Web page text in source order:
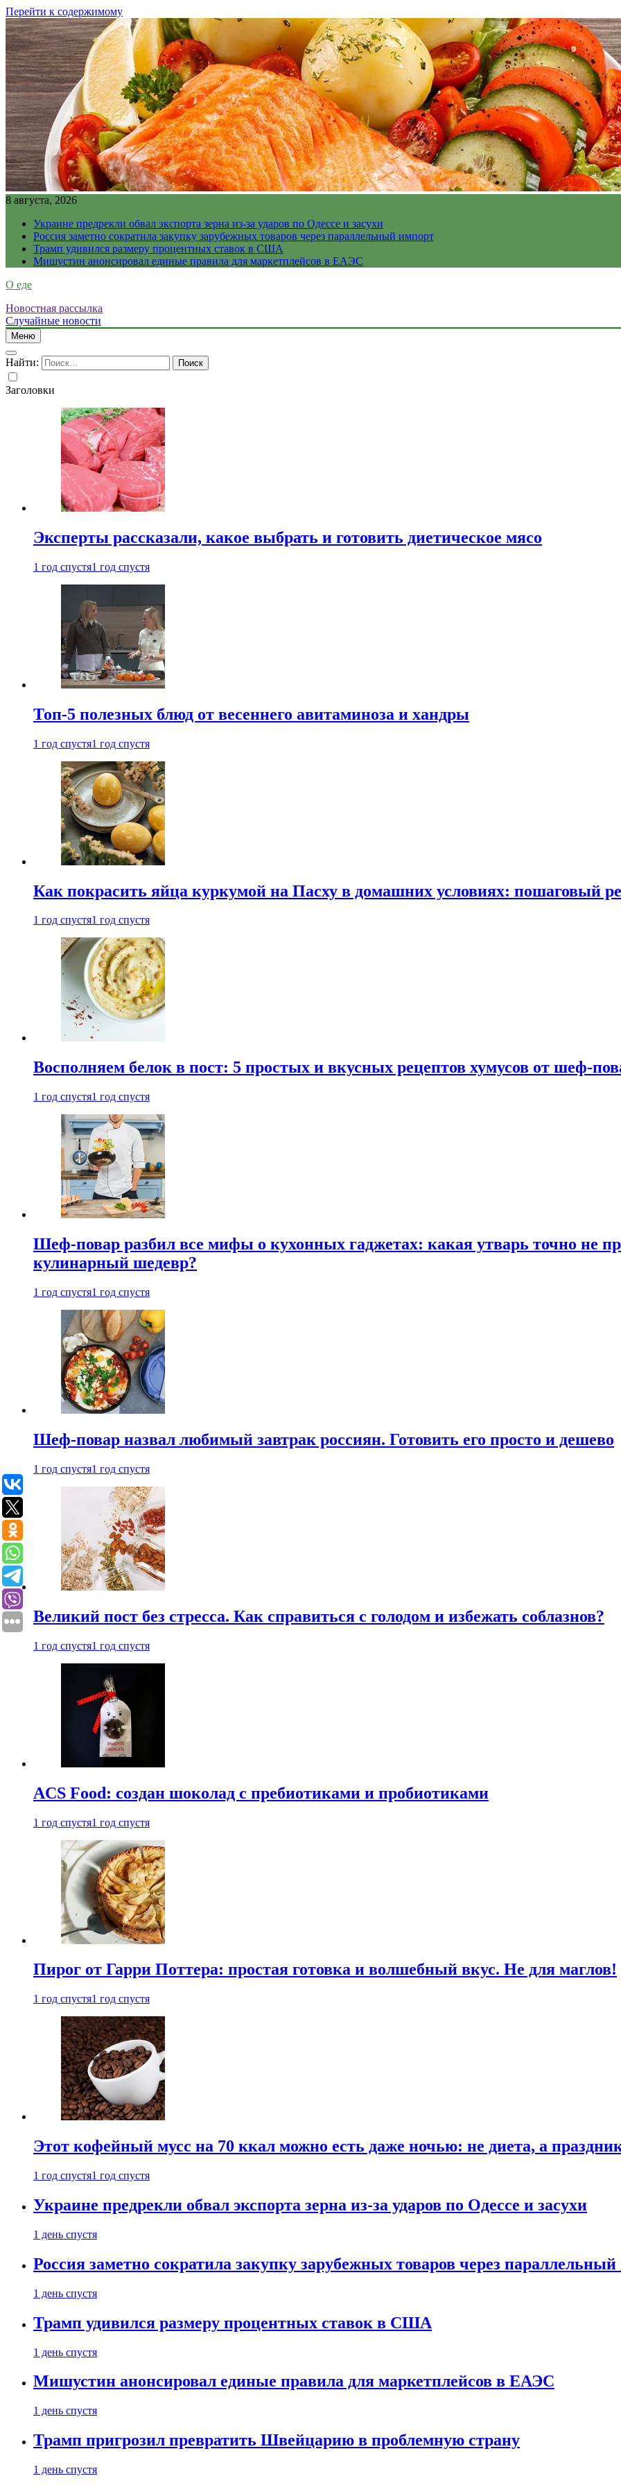
Перейти к содержимому
8 августа, 2026
Украине предрекли обвал экспорта зерна из-за ударов по Одессе и засухи
Россия заметно сократила закупку зарубежных товаров через параллельный импорт
Трамп удивился размеру процентных ставок в США
Мишустин анонсировал единые правила для маркетплейсов в ЕАЭС
О еде
Новостная рассылка
Случайные новости
Меню
Найти:
Заголовки
Эксперты рассказали, какое выбрать и готовить диетическое мясо
1 год спустя1 год спустя
Топ-5 полезных блюд от весеннего авитаминоза и хандры
1 год спустя1 год спустя
Как покрасить яйца куркумой на Пасху в домашних условиях: пошаговый
1 год спустя1 год спустя
Восполняем белок в пост: 5 простых и вкусных рецептов хумусов от шеф-
1 год спустя1 год спустя
Шеф-повар разбил все мифы о кухонных гаджетах: какая утварь точно не
кулинарный шедевр?
1 год спустя1 год спустя
Шеф-повар назвал любимый завтрак россиян. Готовить его просто и дешево
1 год спустя1 год спустя
Великий пост без стресса. Как справиться с голодом и избежать соблазнов?
1 год спустя1 год спустя
ACS Food: создан шоколад с пребиотиками и пробиотиками
1 год спустя1 год спустя
Пирог от Гарри Поттера: простая готовка и волшебный вкус. Не для маглов!
1 год спустя1 год спустя
Этот кофейный мусс на 70 ккал можно есть даже ночью: не диета, а
1 год спустя1 год спустя
Украине предрекли обвал экспорта зерна из-за ударов по Одессе и засухи
1 день спустя
Россия заметно сократила закупку зарубежных товаров через
1 день спустя
Трамп удивился размеру процентных ставок в США
1 день спустя
Мишустин анонсировал единые правила для маркетплейсов в ЕАЭС
1 день спустя
Трамп пригрозил превратить Швейцарию в проблемную страну
1 день спустя